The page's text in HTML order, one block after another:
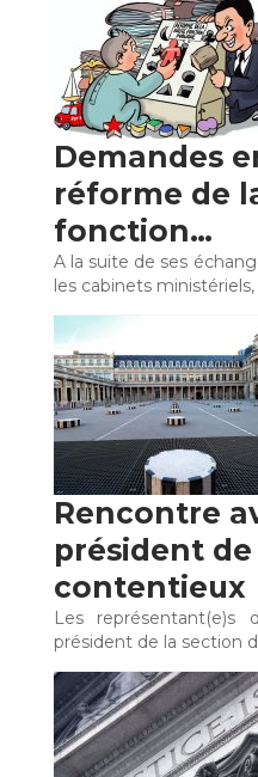
Demandes
réforme de
fonction…
A la suite de ses
les cabinets ministériels,
Rencontre
président
contentieux
Les
président de la section